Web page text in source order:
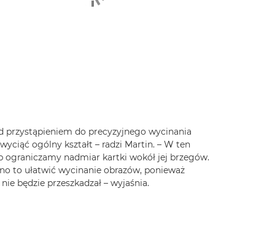
przystąpieniem do precyzyjnego wycinania
ogólny kształt – radzi Martin. – W ten
ograniczamy nadmiar kartki wokół jej brzegów.
to ułatwić wycinanie obrazów, ponieważ
będzie przeszkadzał – wyjaśnia.